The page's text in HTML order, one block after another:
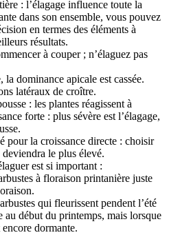
: l’élagage influence toute la
dans son ensemble, vous pouvez
en termes des éléments à
résultats.
à couper ; n’élaguez pas
dominance apicale est cassée.
latéraux de croître.
: les plantes réagissent à
forte : plus sévère est l’élagage,
pour la croissance directe : choisir
le plus élevé.
est si important :
à floraison printanière juste
qui fleurissent pendent l’été
au début du printemps, mais lorsque
dormante.